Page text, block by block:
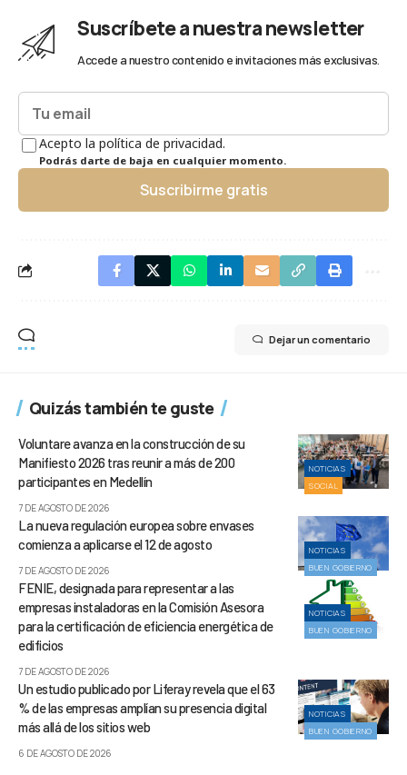
Suscríbete a nuestra newsletter
Accede a nuestro contenido e invitaciones más exclusivas.
Acepto la política de privacidad.
Podrás darte de baja en cualquier momento.
Suscribirme gratis
Dejar un comentario
Quizás también te guste
NOTICIAS
SOCIAL
Voluntare avanza en la construcción de su
Manifiesto 2026 tras reunir a más de 200
participantes en Medellín
7 DE AGOSTO DE 2026
NOTICIAS
BUEN GOBIERNO
La nueva regulación europea sobre envases
comienza a aplicarse el 12 de agosto
7 DE AGOSTO DE 2026
NOTICIAS
BUEN GOBIERNO
FENIE, designada para representar a las
empresas instaladoras en la Comisión Asesora
para la certificación de eficiencia energética de
edificios
7 DE AGOSTO DE 2026
NOTICIAS
BUEN GOBIERNO
Un estudio publicado por Liferay revela que el 63
% de las empresas amplían su presencia digital
más allá de los sitios web
6 DE AGOSTO DE 2026